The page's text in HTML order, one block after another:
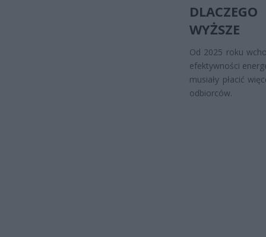
WYŻSZE
Od 2025 roku
efektywności
musiały płacić
odbiorców.